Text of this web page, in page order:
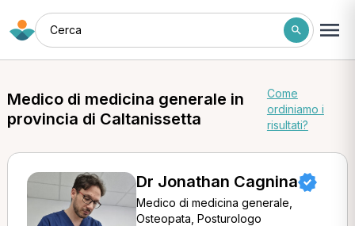
Cerca
Medico di medicina generale in
provincia di Caltanissetta
Come
ordiniamo i
risultati?
Dr Jonathan Cagnina
Medico di medicina generale,
Osteopata, Posturologo